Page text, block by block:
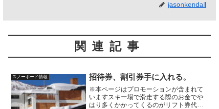
jasonkendall
関連記事
スノーボード情報 招待券、割引券手に入れる。
※本ページはプロモーションが含まれて
いますスキー場で滑走する際のお金でや
はり多くかかってくるのがリフト券代だ